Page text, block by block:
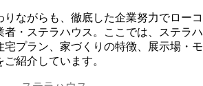
ながらも、徹底した企業努力でローコ
者・ステラハウス。ここでは、ステラハ
宅プラン、家づくりの特徴、展示場・モ
紹介しています。